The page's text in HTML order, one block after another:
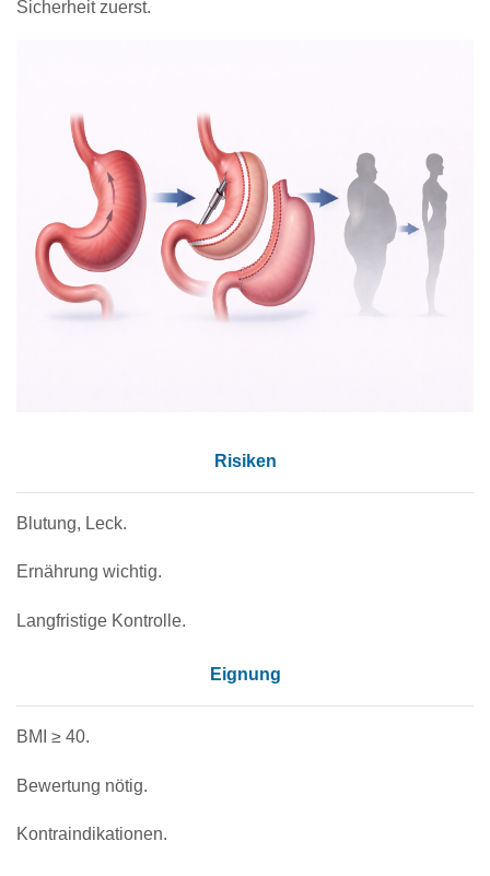
Sicherheit zuerst.
Risiken
Blutung, Leck.
Ernährung wichtig.
Langfristige Kontrolle.
Eignung
BMI ≥ 40.
Bewertung nötig.
Kontraindikationen.